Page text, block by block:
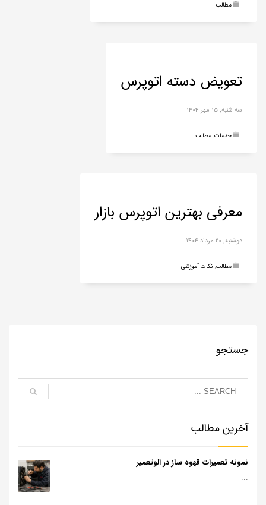
مطالب
تعویض دسته اتوپرس
سه شنبه, ۱۵ مهر ۱۴۰۴
خدمات, مطالب
معرفی بهترین اتوپرس بازار
دوشنبه, ۲۰ مرداد ۱۴۰۴
مطالب, نکات آموزشی
جستجو
آخرین مطالب
نمونه تعمیرات قهوه ساز در الوتعمیر
...